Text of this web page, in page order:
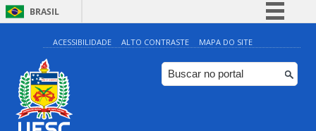
BRASIL
Simplifique!
Comunica BR
Participe
ACESSIBILIDADE ALTO CONTRASTE MAPA DO SITE